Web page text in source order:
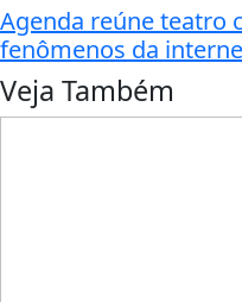
Agenda reúne teatro
fenômenos da
Veja Também